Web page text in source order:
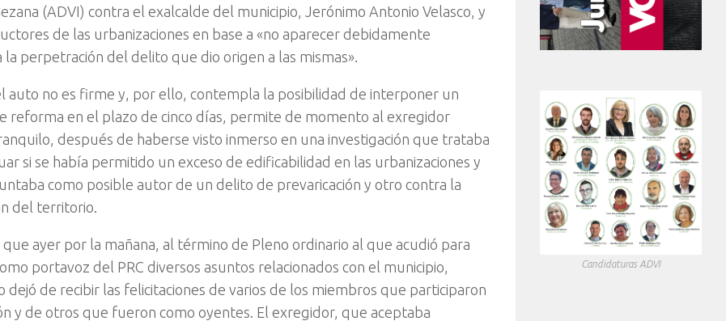
(ADVI) contra el exalcalde del municipio, Jerónimo Antonio Velasco, y
de las urbanizaciones en base a «no aparecer debidamente
la perpetración del delito que dio origen a las mismas».
auto no es firme y, por ello, contempla la posibilidad de interponer un
reforma en el plazo de cinco días, permite de momento al exregidor
después de haberse visto inmerso en una investigación que trataba
si se había permitido un exceso de edificabilidad en las urbanizaciones y
como posible autor de un delito de prevaricación y otro contra la
del territorio.
que ayer por la mañana, al término de Pleno ordinario al que acudió para
portavoz del PRC diversos asuntos relacionados con el municipio,
dejó de recibir las felicitaciones de varios de los miembros que participaron
y de otros que fueron como oyentes. El exregidor, que aceptaba
Candidaturas ADVI